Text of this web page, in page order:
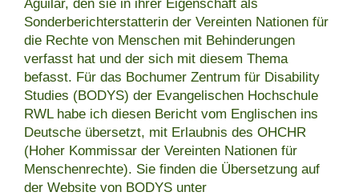
Aguilar, den sie in ihrer Eigenschaft als
Sonderberichterstatterin der Vereinten Nationen für
die Rechte von Menschen mit Behinderungen
verfasst hat und der sich mit diesem Thema
befasst. Für das Bochumer Zentrum für Disability
Studies (BODYS) der Evangelischen Hochschule
RWL habe ich diesen Bericht vom Englischen ins
Deutsche übersetzt, mit Erlaubnis des OHCHR
(Hoher Kommissar der Vereinten Nationen für
Menschenrechte). Sie finden die Übersetzung auf
der Website von BODYS unter